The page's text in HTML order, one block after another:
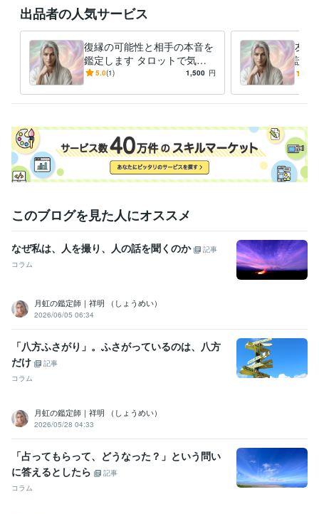
■待機していないときは、メッセージにてご連絡いただければ改めてご対
応します
経験職種
クリエイター / 写真家・カメラマン 経験年数 : 14年
ゲーム / ゲームプログラマー
ゲーム / ゲームプロデューサー・ディレクター・プランナー
経験年
PM・PO・ディレクター / プロジェクトマネージャー
経験年数 : 14
年
ライフスタイル・その他 / カウンセラー・コーチ 経験年数 : 14年
職歴
独立・法人経営 2013年6月 ~ 現在
受賞歴
プラチナランク認定 シルバーランク認定 レギュラーランク認定
運行管理者 取得年 : 2023年
第二級陸上無線技術士
第三級総合無線通信士 取得年 : 2021年
小型船舶操縦士 取得年 : 2004年
食品衛生責任者
Keynote:8年Numbers:8年Pages:8年
BASE:5年ChatGPT:2年
Lightroom:15年Adobe Premiere Pro:15年Adobe Illustrator:10年
Figma:5年Cubase:3年
出品者の人気サービス
復縁の可能性と相手の本音を
鑑定します タロットで気持
ちと状況の整理、そして今後
5.0(1) 1,500 円
友達
読む
期待
このブログを見た人にオススメ
なぜ私は、人を撮り、人の話を聞くのか
記事
コラム
月虹の鑑定師｜祥明 （しょうめい）
2026/06/05 06:34
「八方ふさがり」。ふさがっているのは、八方
だけ
記事
コラム
月虹の鑑定師｜祥明 （しょうめい）
2026/05/28 04:33
「占ってもらって、どうなった？」という問い
に答えるとしたら
記事
コラム